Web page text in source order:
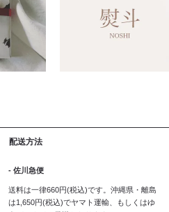
配送方法
- 佐川急便
送料は一律660円(税込)です。沖縄県・離島
は1,650円(税込)でヤマト運輸、もしくはゆ